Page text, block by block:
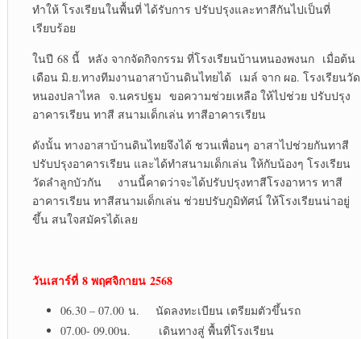
ทำให้ โรงเรียนในพื้นที่ ได้รับการ ปรับปรุงและทาสีกันไปเป็นที่
เรียบร้อย
ในปี 68 นี้ หลัง จากจัดกิจกรรม ที่โรงเรียนบ้านหนองพงนก เมื่อต้น
เดือน มิ.ย.ทางทีมงานอาสาบ้านดินไทยได้ เมล์ จาก ผอ. โรงเรียนวัด
หนองปลาไหล จ.นครปฐม ขอความช่วยเหลือ ให้ไปช่วย ปรับปรุง
อาคารเรียน ทาสี สนามเด็กเล่น ทาสีอาคารเรียน
ดังนั้น ทางอาสาบ้านดินไทยจึงได้ ชวนเพื่อนๆ อาสาไปช่วยกันทาสี
ปรับปรุงอาคารเรียน และได้ทำสนามเด็กเล่น ให้กับน้องๆ โรงเรียน
วัดลำลูกบัวกัน งานนี้คาดว่าจะได้ปรับปรุงทาสีโรงอาหาร ทาสี
อาคารเรียน ทาสีสนามเด็กเล่น ช่วยปรับภูมิทัศน์ ให้โรงเรียนน่าอยู่
ขึ้น สนใจสมัครได้เลย
วันเสาร์ที่8 พฤศจิกายน 2568
06.30 – 07.00 น. นัดลงทะเบียน เตรียมตัวขึ้นรถ
07.00- 09.00น. เดินทางสู่ พื้นที่โรงเรียน